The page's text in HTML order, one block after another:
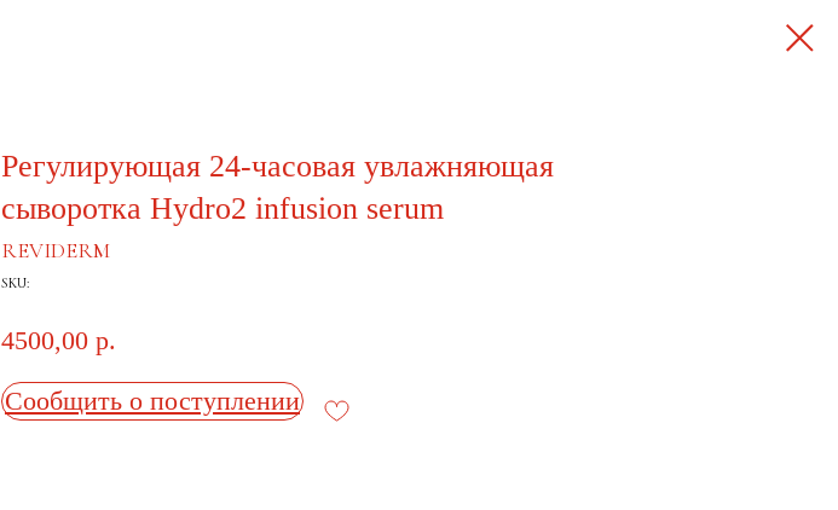
Регулирующая 24-часовая увлажняющая
сыворотка Hydro2 infusion serum
REVIDERM
SKU:
4500,00 р.
Сообщить о поступлении